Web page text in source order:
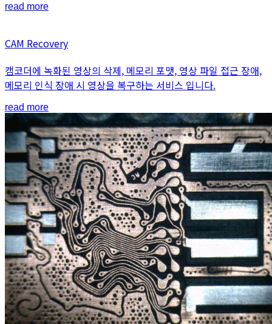
read more
CAM Recovery
캠코더에 녹화된 영상의 삭제, 메모리 포맷, 영상 파일 접근 장애,
메모리 인식 장애 시 영상을 복구하는 서비스 입니다.
read more